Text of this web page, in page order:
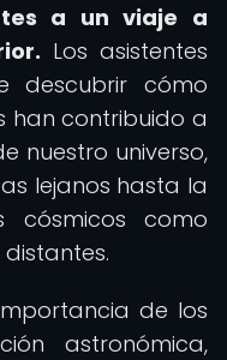
a un viaje a
Los asistentes
descubrir cómo
han contribuido a
nuestro universo,
lejanos hasta la
cósmicos como
de los
astronómica,